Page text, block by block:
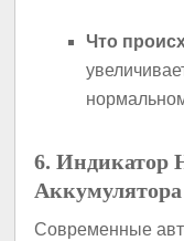
Что
6. Индикатор
Современные